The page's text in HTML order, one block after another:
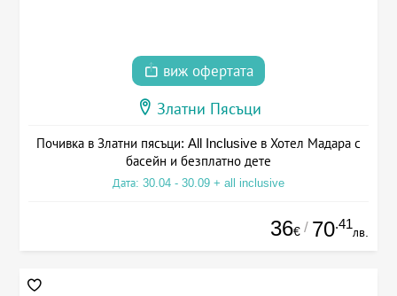
виж офертата
Златни Пясъци
Почивка в Златни пясъци: All Inclusive в Хотел Мадара с
басейн и безплатно дете
Дата: 30.04 - 30.09 + all inclusive
36€ / 70.41
лв.